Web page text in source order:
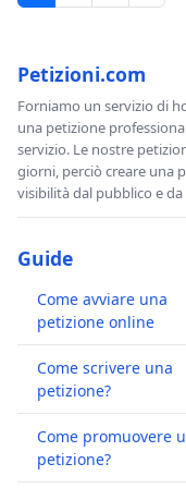
Petizioni.com
Forniamo un servizio di
una petizione
servizio. Le nostre
giorni, perciò creare una
visibilità dal pubblico e
Guide
Come avviare una
petizione online
Come scrivere una
petizione?
Come promuovere
petizione?